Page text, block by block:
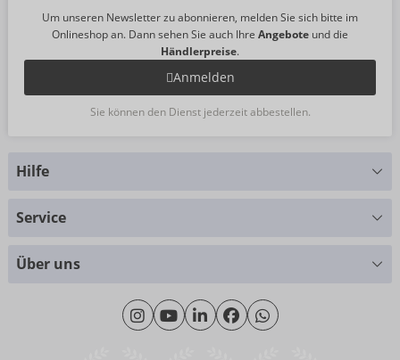
Um unseren Newsletter zu abonnieren, melden Sie sich bitte im
Onlineshop an. Dann sehen Sie auch Ihre Angebote und die
Händlerpreise.
Anmelden
Sie können den Dienst jederzeit abbestellen.
Hilfe
Montag - Donnerstag: 09:00 - 16:00 Uhr
Freitag: 09:00 - 15:00 Uhr
Service
Über uns
Wir über uns
Nachhaltigkeit